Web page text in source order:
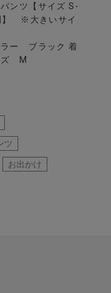
ンツ【サイズ S-
】 ※大きいサイ
ラー ブラック 着
ズ M
ツ
お出かけ